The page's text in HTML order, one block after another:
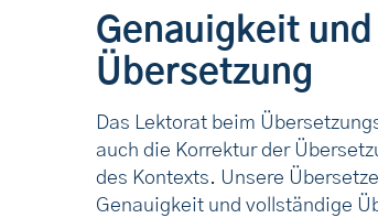
Genauigkeit
Übersetzung
Das Lektorat beim
auch die Korrektur der
des Kontexts. Unsere
Genauigkeit und vollständige